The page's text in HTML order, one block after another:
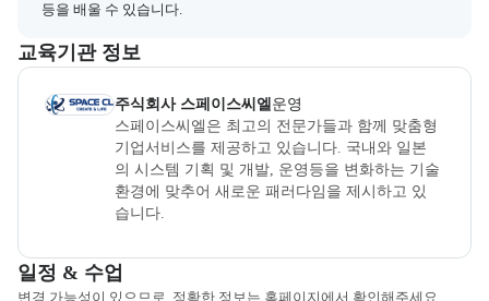
등을 배울 수 있습니다.
이 섹션에서는 부트캠프를 운영하거나 주관하는 회사의 정보를 카드
교육기관 정보
주식회사 스페이스씨엘은(는) 본 부트캠프의
주식회사 스페이스씨엘 운영
스페이스씨엘은 최고의 전문가들과 함께 맞춤형
기업서비스를 제공하고 있습니다. 국내와 일본
의 시스템 기획 및 개발, 운영등을 변화하는 기술
환경에 맞추어 새로운 패러다임을 제시하고 있
습니다.
최고의 IT핵심기술을 일본취업 IT교육에 반영하
여 일본 해외취업 연수과정을 운영하고 있습니
일정 & 수업
변경 가능성이 있으므로, 정확한 정보는 홈페이지에서 확인해주세요.
교육과정 일정과 모집 상태에 따른 안내를 제공한다.